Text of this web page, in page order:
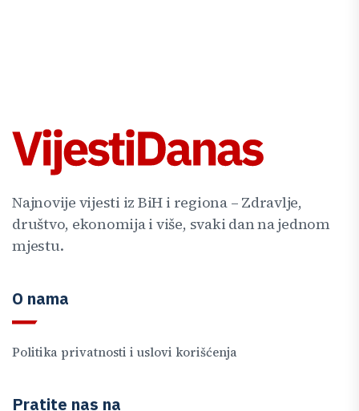
Najnovije vijesti iz BiH i regiona – Zdravlje,
društvo, ekonomija i više, svaki dan na jednom
mjestu.
O nama
Politika privatnosti i uslovi korišćenja
Pratite nas na